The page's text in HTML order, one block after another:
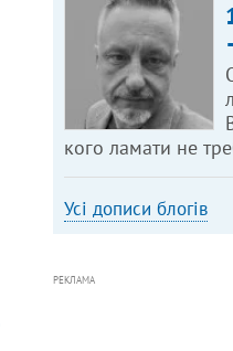
кого ламати не
Усі дописи блогів
РЕКЛАМА